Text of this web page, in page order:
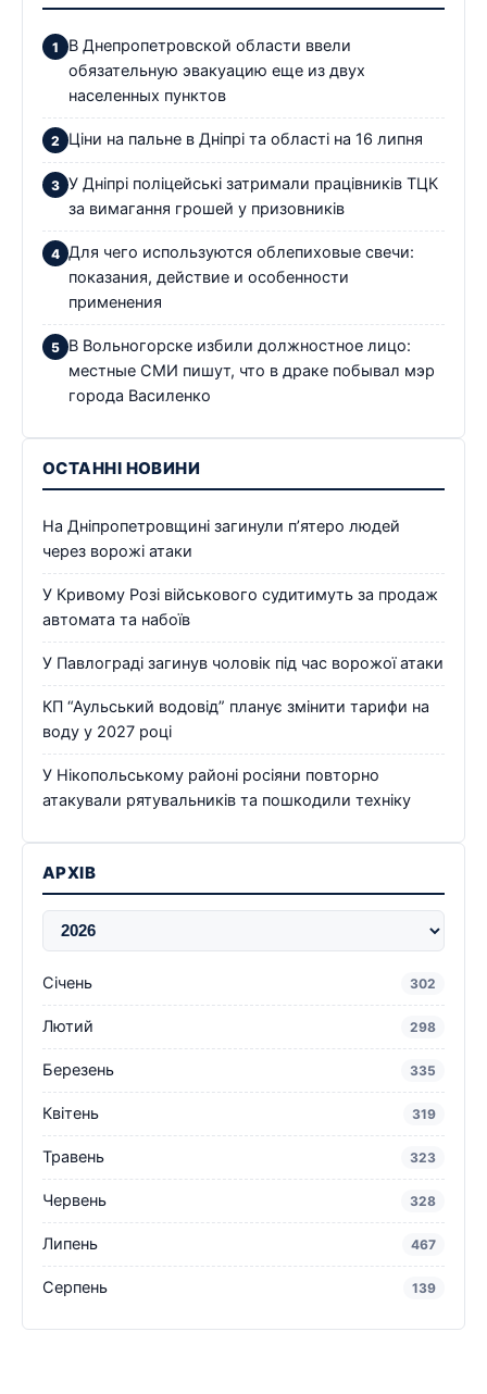
В Днепропетровской области ввели
обязательную эвакуацию еще из двух
населенных пунктов
Ціни на пальне в Дніпрі та області на 16 липня
У Дніпрі поліцейські затримали працівників ТЦК
за вимагання грошей у призовників
Для чего используются облепиховые свечи:
показания, действие и особенности
применения
В Вольногорске избили должностное лицо:
местные СМИ пишут, что в драке побывал мэр
города Василенко
ОСТАННІ НОВИНИ
На Дніпропетровщині загинули п’ятеро людей
через ворожі атаки
У Кривому Розі військового судитимуть за продаж
автомата та набоїв
У Павлограді загинув чоловік під час ворожої атаки
КП “Аульський водовід” планує змінити тарифи на
воду у 2027 році
У Нікопольському районі росіяни повторно
атакували рятувальників та пошкодили техніку
АРХІВ
Січень 302
Лютий 298
Березень 335
Квітень 319
Травень 323
Червень 328
Липень 467
Серпень 139